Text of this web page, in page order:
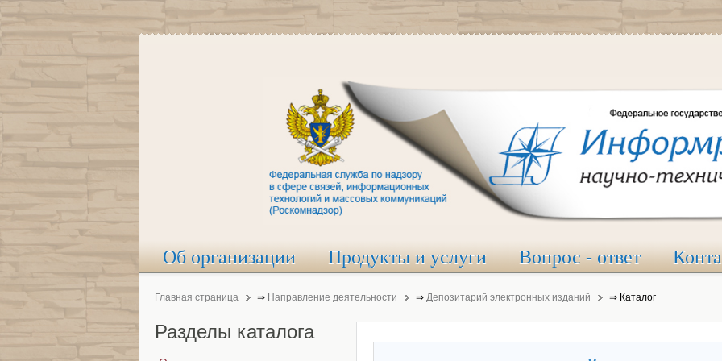
Об организации Продукты и услуги Вопрос - ответ
Главная страница ⇒ Направление деятельности ⇒ Депозитарий электронных изданий ⇒ Каталог
Разделы каталога